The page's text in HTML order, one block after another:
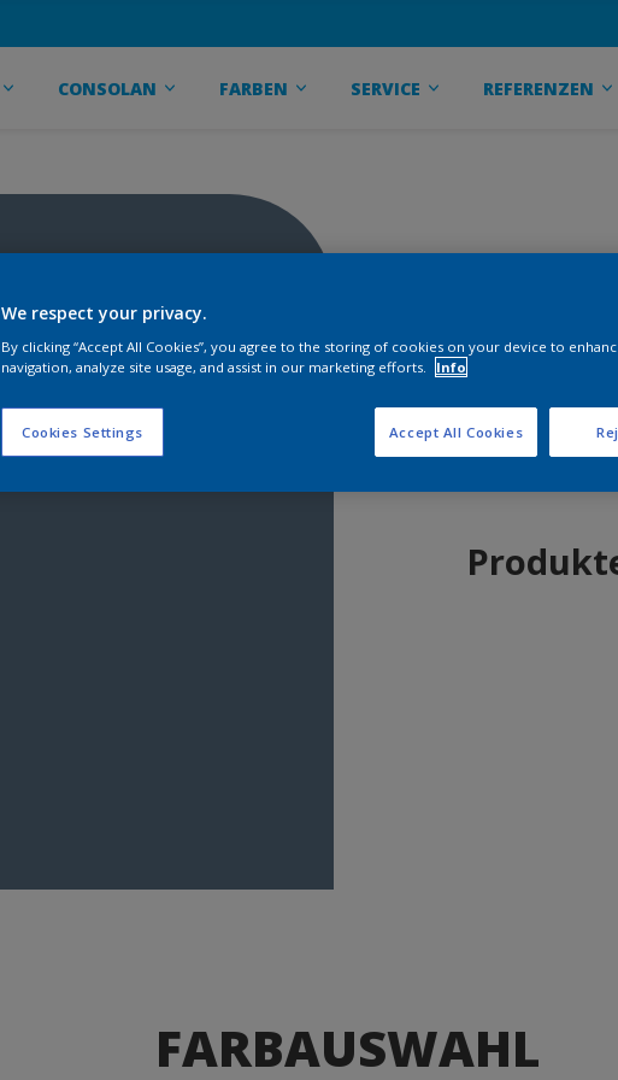
CONSOLAN FARBEN SERVICE REFERENZEN
FARBAUSWAHL
We respect your privacy.
By clicking “Accept All Cookies”, you agree to the storing of cookies on your device to
navigation, analyze site usage, and assist in our marketing efforts.
Info
Cookies Settings Accept All Cookies